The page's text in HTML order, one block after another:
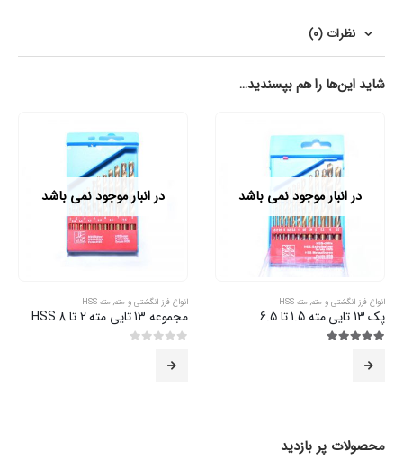
نظرات (0)
شاید این‌ها را هم بپسندید…
در انبار موجود نمی باشد
انواع فرز انگشتی و مته, مته HSS
پک 13 تایی مته 1.5 تا 6.5
در انبار موجود نمی باشد
انواع فرز انگشتی و مته, مته HSS
مجموعه 13 تایی مته 2 تا 8 HSS
محصولات پر بازدید